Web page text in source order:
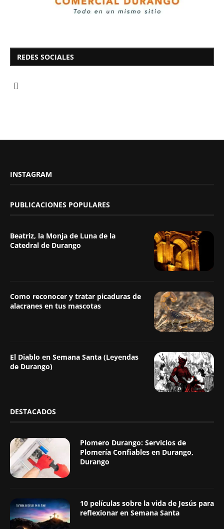
REDES SOCIALES
INSTAGRAM
PUBLICACIONES POPULARES
Beatriz, la Monja de Luna de la
Catedral de Durango
Como reconocer y tratar picaduras de
alacranes en tus mascotas
El Diablo en Semana Santa (Leyendas
de Durango)
DESTACADOS
Plomero Durango: Servicios de
Plomería Confiables en Durango,
Durango
10 películas sobre la vida de Jesús para
reflexionar en Semana Santa